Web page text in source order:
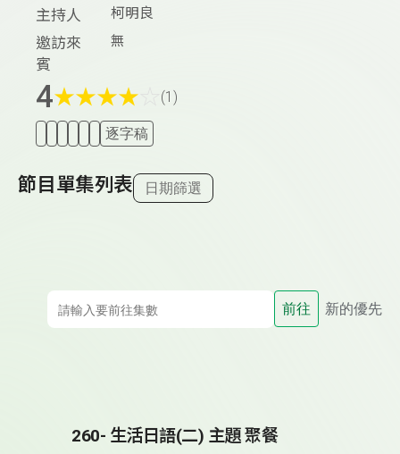
主持人 柯明良
邀訪來
賓
無
4★★★★ (1)
逐字稿
節目單集列表 日期篩選
前往 新的優先
260- 生活日語(二) 主題 聚餐